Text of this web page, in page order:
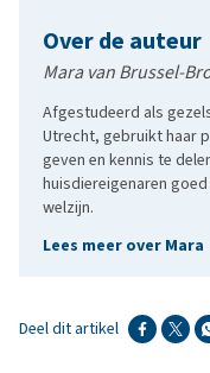
Over de auteur
Mara van Brussel-
Afgestudeerd als
Utrecht, gebruikt haar
geven en kennis te
huisdiereigenaren
welzijn.
Lees meer over Mara
Deel dit artikel